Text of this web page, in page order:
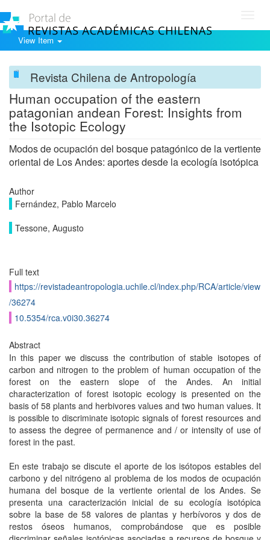
View Item
Revista Chilena de Antropología
Human occupation of the eastern
patagonian andean Forest: Insights from
the Isotopic Ecology
Modos de ocupación del bosque patagónico de la vertiente
oriental de Los Andes: aportes desde la ecología isotópica
Author
Fernández, Pablo Marcelo
Tessone, Augusto
Full text
https://revistadeantropologia.uchile.cl/index.php/RCA/article/view
/36274
10.5354/rca.v0i30.36274
Abstract
In this paper we discuss the contribution of stable isotopes of
carbon and nitrogen to the problem of human occupation of the
forest on the eastern slope of the Andes. An initial
characterization of forest isotopic ecology is presented on the
basis of 58 plants and herbivores values and two human values. It
is possible to discriminate isotopic signals of forest resources and
to assess the degree of permanence and / or intensity of use of
forest in the past.
En este trabajo se discute el aporte de los isótopos estables del
carbono y del nitrógeno al problema de los modos de ocupación
humana del bosque de la vertiente oriental de los Andes. Se
presenta una caracterización inicial de su ecología isotópica
sobre la base de 58 valores de plantas y herbívoros y dos de
restos óseos humanos, comprobándose que es posible